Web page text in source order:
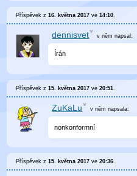
Příspěvek z16. května 2017 ve14:10
dennisvet v něm napsal:
Írán
Příspěvek z15. května 2017 ve20:51.
ZuKaLu v něm napsala:
nonkonformní
Příspěvek z15. května 2017 ve20:36.